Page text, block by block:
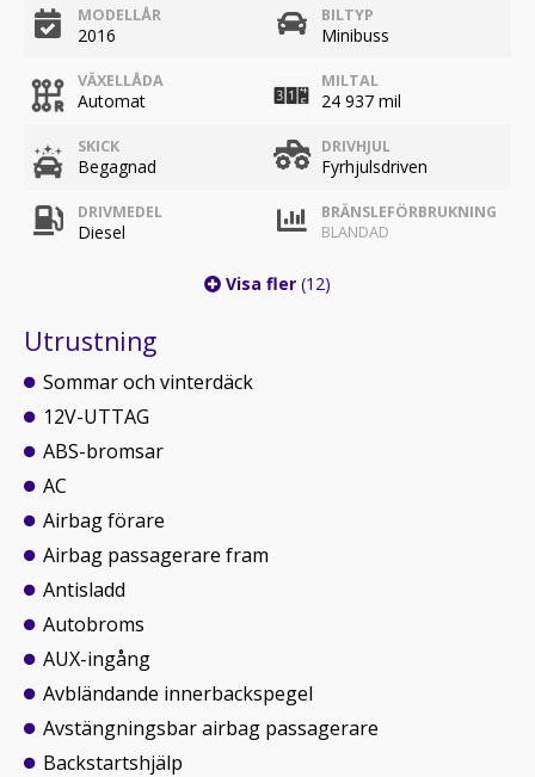
MODELLÅR
2016
BILTYP
Minibuss
VÄXELLÅDA
Automat
MILTAL
24 937 mil
SKICK
Begagnad
DRIVHJUL
Fyrhjulsdriven
DRIVMEDEL
Diesel
BRÄNSLEFÖRBRUKNING
BLANDAD
Visa fler (12)
Utrustning
Sommar och vinterdäck
12V-UTTAG
ABS-bromsar
AC
Airbag förare
Airbag passagerare fram
Antisladd
Autobroms
AUX-ingång
Avbländande innerbackspegel
Avstängningsbar airbag passagerare
Backstartshjälp